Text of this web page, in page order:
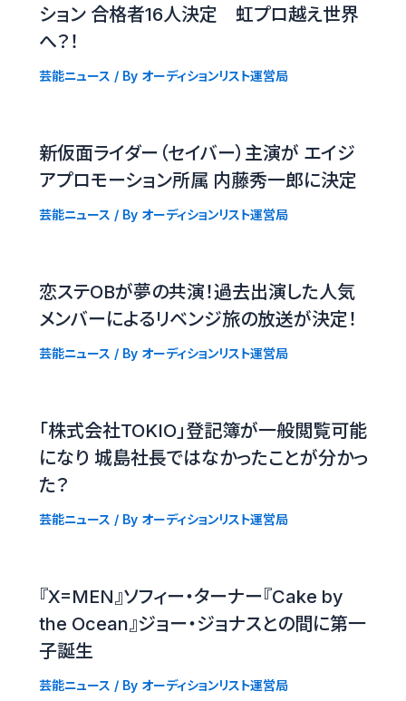
ション 合格者16人決定 虹プロ越え世界
へ？！
芸能ニュース / By オーディションリスト運営局
新仮面ライダー（セイバー）主演が エイジ
アプロモーション所属 内藤秀一郎に決定
芸能ニュース / By オーディションリスト運営局
恋ステOBが夢の共演！過去出演した人気
メンバーによるリベンジ旅の放送が決定！
芸能ニュース / By オーディションリスト運営局
「株式会社TOKIO」登記簿が一般閲覧可能
になり 城島社長ではなかったことが分かっ
た？
芸能ニュース / By オーディションリスト運営局
『X=MEN』ソフィー・ターナー『Cake by
the Ocean』ジョー・ジョナスとの間に第一
子誕生
芸能ニュース / By オーディションリスト運営局